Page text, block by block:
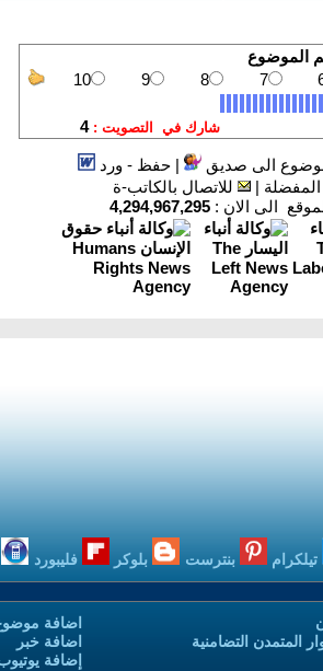
الى صديق |حفظ - ورد
|
للاتصال بالكاتب-ة
الى الان : 4,294,967,295
تيلكرام بنترست بلوكر فليبورد
المتمدن التضامنية
اضافة
اضافة خبر
إضافة